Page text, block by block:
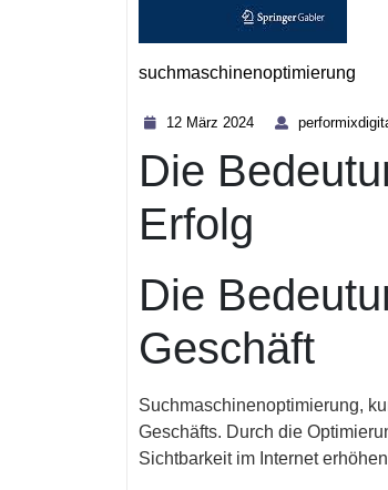
suchmaschinenoptimierung
12 März 2024
2024
Die
Erfolg
Die
Geschäft
Suchmaschinenoptimierung,
Geschäfts. Durch die
Sichtbarkeit im Internet